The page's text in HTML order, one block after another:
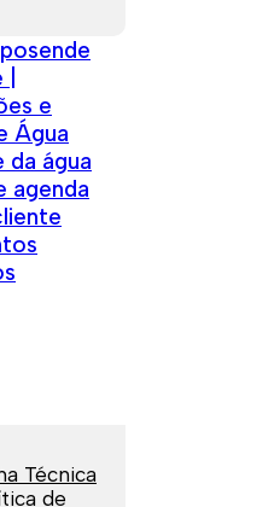
e
Água
da água
agenda
Técnica
de